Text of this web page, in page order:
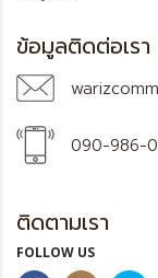
ข้อมูลติดต่อเรา
090-986-
ติดตามเรา
FOLLOW US